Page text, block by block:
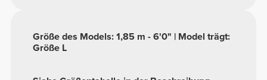
Größe des Models: 1,85 m - 6'0" | Model trägt:
Größe L